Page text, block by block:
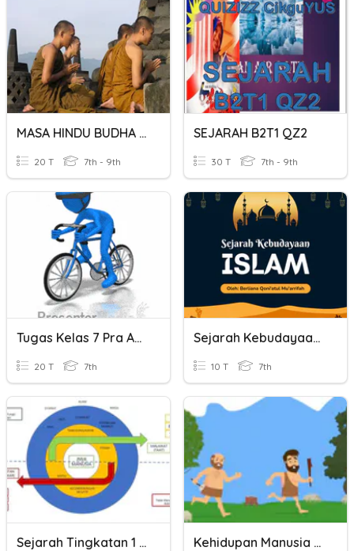
MASA HINDU BUDHA DI INDONESIA
20 T 7th - 9th
SEJARAH B2T1 QZ2
30 T 7th - 9th
Tugas Kelas 7 Pra Aksara
20 T 7th
Sejarah Kebudayaan Islam
10 T 7th
Sejarah Tingkatan 1 Bab 2.4-2.6 Kehidupan Manusia Pada Masa Praaksara #Part_1